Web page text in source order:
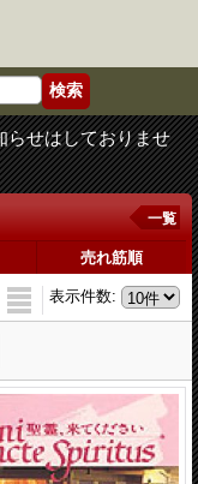
せはしておりませ
一覧
売れ筋順
表示件数: